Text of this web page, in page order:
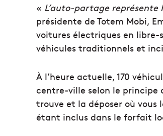
« L’auto-partage représente
présidente de Totem Mobi,
voitures électriques en libre-
véhicules traditionnels et
À l’heure actuelle, 170
centre-ville selon le principe
trouve et la déposer où
étant inclus dans le forfait